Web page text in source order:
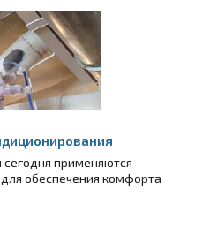
применяются
обеспечения комфорта